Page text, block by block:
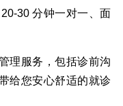
30 分钟一对一、面
理服务，包括诊前沟
给您安心舒适的就诊